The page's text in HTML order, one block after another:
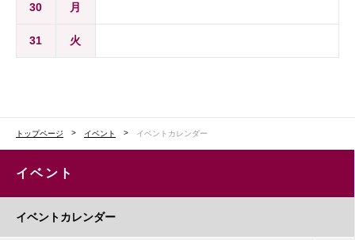
30 月
31 火
トップページ イベント イベントカレンダー
イベント
イベントカレンダー